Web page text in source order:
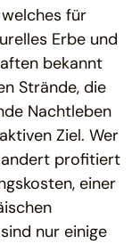
für
Erbe und
bekannt
Strände, die
Nachtleben
Ziel. Wer
profitiert
einer
nur einige